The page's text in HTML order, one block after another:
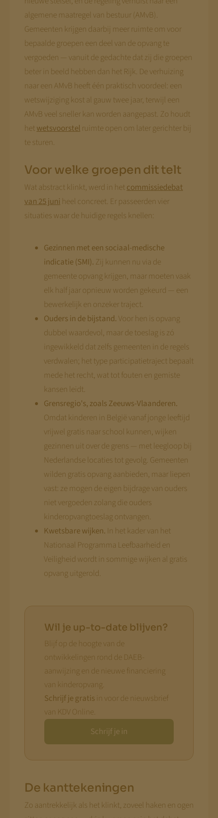
algemene maatregel van bestuur (AMvB).
Gemeenten krijgen daarbij meer ruimte om voor
bepaalde groepen een deel van de opvang te
vergoeden — vanuit de gedachte dat zij die groepen
beter in beeld hebben dan het Rijk. De verhuizing
naar een AMvB heeft één praktisch voordeel: een
wetswijziging kost al gauw twee jaar, terwijl een
AMvB veel sneller kan worden aangepast. Zo houdt
hetwetsvoorstelruimte open om later gerichter bij
te sturen.
Voor welke groepen dit telt
Wat abstract klinkt, werd in hetcommissiedebat
van 25 juniheel concreet. Er passeerden vier
situaties waar de huidige regels knellen:
Gezinnen met een sociaal-medische
indicatie (SMI). Zij kunnen nu via de
gemeente opvang krijgen, maar moeten vaak
elk half jaar opnieuw worden gekeurd — een
bewerkelijk en onzeker traject.
Ouders in de bijstand.Voor hen is opvang
dubbel waardevol, maar de toeslag is zó
ingewikkeld dat zelfs gemeenten in de regels
verdwalen; het type participatietraject bepaalt
mede het recht, wat tot fouten en gemiste
kansen leidt.
Grensregio's, zoals Zeeuws-Vlaanderen.
Omdat kinderen in België vanaf jonge leeftijd
vrijwel gratis naar school kunnen, wijken
gezinnen uit over de grens — met leegloop bij
Nederlandse locaties tot gevolg. Gemeenten
wilden gratis opvang aanbieden, maar liepen
vast: ze mogen de eigen bijdrage van ouders
niet vergoeden zolang die ouders
kinderopvangtoeslag ontvangen.
Kwetsbare wijken. In het kader van het
Nationaal Programma Leefbaarheid en
Veiligheid wordt in sommige wijken al gratis
opvang uitgerold.
Wil je up-to-date blijven?
Blijf op de hoogte van de
ontwikkelingen rond de DAEB-
aanwijzing en de nieuwe financiering
van kinderopvang.
Schrijf je gratis in voor de nieuwsbrief
van KDV Online.
Schrijf je in
De kanttekeningen
Zo aantrekkelijk als het klinkt, zoveel haken en ogen